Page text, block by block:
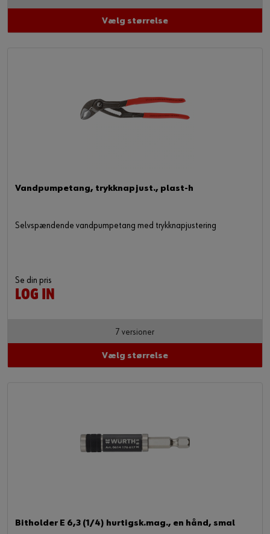
Vælg størrelse
Vandpumpetang, trykknapjust., plast-h
Selvspændende vandpumpetang med trykknapjustering
Se din pris
LOG IN
7 versioner
Vælg størrelse
Bitholder E 6,3 (1/4) hurtigsk.mag., en hånd, smal